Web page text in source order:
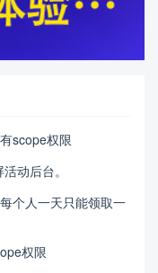
scope权限
动后台。
个人一天只能领取一
权限